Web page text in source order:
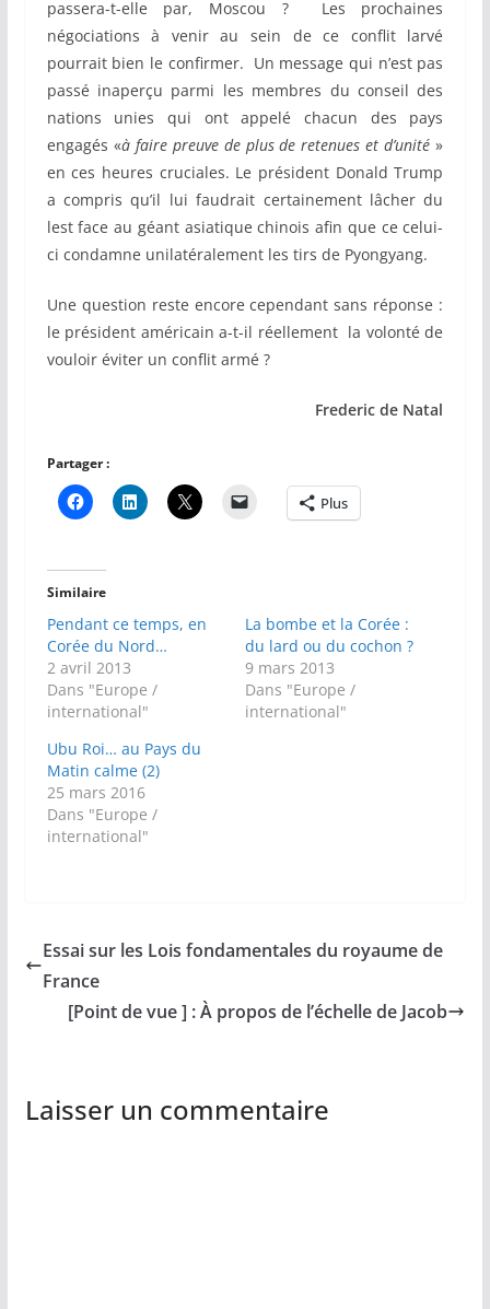
passera-t-elle par, Moscou ? Les prochaines
négociations à venir au sein de ce conflit larvé
pourrait bien le confirmer. Un message qui n’est pas
passé inaperçu parmi les membres du conseil des
nations unies qui ont appelé chacun des pays
engagés «à faire preuve de plus de retenues et d’unité»
en ces heures cruciales. Le président Donald Trump
a compris qu’il lui faudrait certainement lâcher du
lest face au géant asiatique chinois afin que ce celui-
ci condamne unilatéralement les tirs de Pyongyang.
Une question reste encore cependant sans réponse :
le président américain a-t-il réellement la volonté de
vouloir éviter un conflit armé ?
Frederic de Natal
Partager :
Plus
Similaire
Pendant ce temps, en
Corée du Nord…
2 avril 2013
Dans "Europe /
international"
La bombe et la Corée :
du lard ou du cochon ?
9 mars 2013
Dans "Europe /
international"
Ubu Roi… au Pays du
Matin calme (2)
25 mars 2016
Dans "Europe /
international"
Essai sur les Lois fondamentales du royaume de
France
[Point de vue ] : À propos de l’échelle de Jacob
Laisser un commentaire